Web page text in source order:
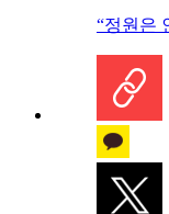
“정원은